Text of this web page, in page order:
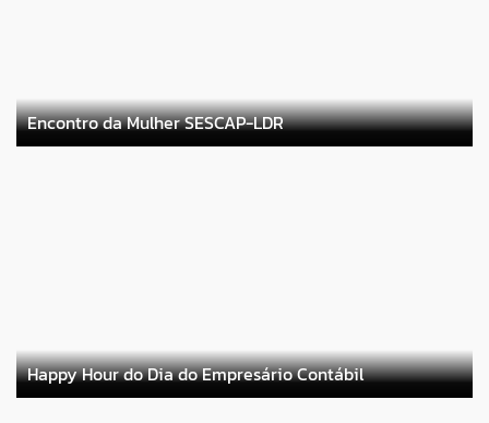
Encontro da Mulher SESCAP-LDR
Happy Hour do Dia do Empresário Contábil